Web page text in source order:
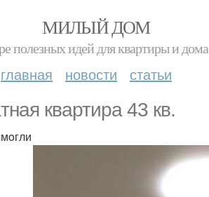
МИЛЫЙ ДОМ
полезных идей для квартиры и дома
главная новости статьи
квaртира 43 кв.